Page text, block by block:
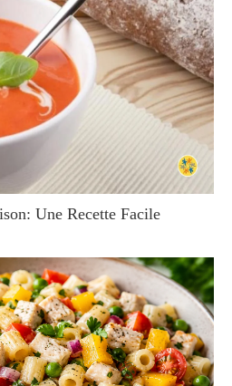
Une Recette Facile